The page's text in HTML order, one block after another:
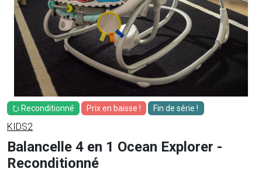
⭮ Reconditionné Prix en baisse ! Fin de série !
KIDS2
Balancelle 4 en 1 Ocean Explorer -
Reconditionné